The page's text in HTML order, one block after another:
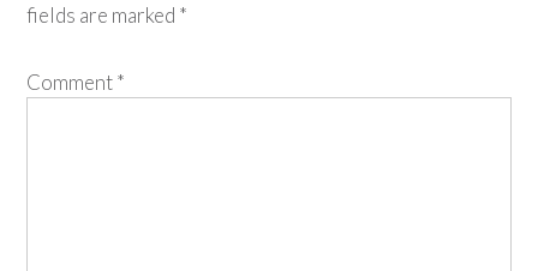
fields are marked *
Comment*